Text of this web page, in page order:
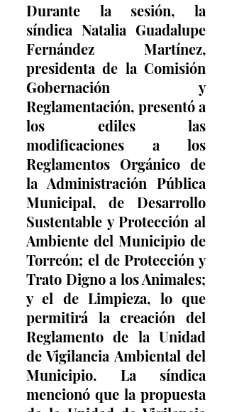
Durante la sesión, la
síndica Natalia Guadalupe
Fernández Martínez,
presidenta de la Comisión
Gobernación y
Reglamentación, presentó a
los ediles las
modificaciones a los
Reglamentos Orgánico de
la Administración Pública
Municipal, de Desarrollo
Sustentable y Protección al
Ambiente del Municipio de
Torreón; el de Protección y
Trato Digno a los Animales;
y el de Limpieza, lo que
permitirá la creación del
Reglamento de la Unidad
de Vigilancia Ambiental del
Municipio. La síndica
mencionó que la propuesta